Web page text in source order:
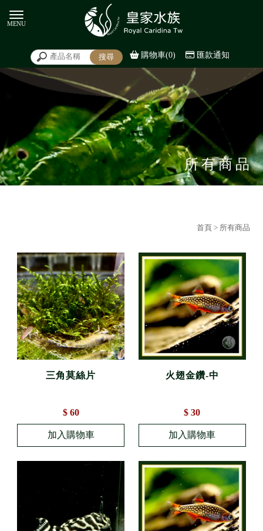
購物車(0) 匯款通知
所有商品
首頁> 所有商品
三角莫絲片
$ 60
火翅金鑽-中
$ 30